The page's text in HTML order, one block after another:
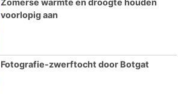
voorlopig aan
Fotografie-zwerftocht door Botgat